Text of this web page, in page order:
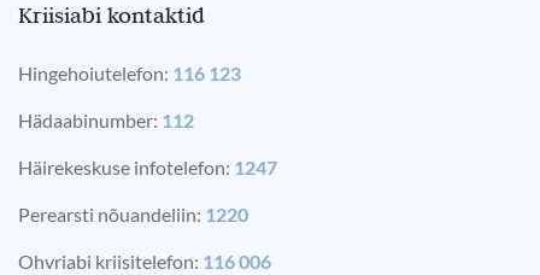
Kriisiabi kontaktid
Hingehoiutelefon: 116 123
Hädaabinumber: 112
Häirekeskuse infotelefon: 1247
Perearsti nõuandeliin: 1220
Ohvriabi kriisitelefon: 116 006